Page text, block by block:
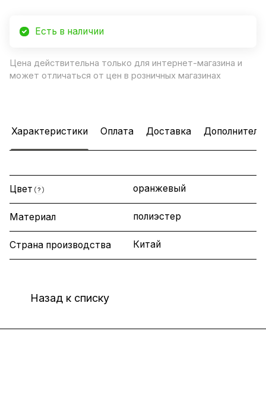
Есть в наличии
Цена действительна только для интернет-магазина и
может отличаться от цен в розничных магазинах
Характеристики Оплата Доставка
Цвет ? оранжевый
Материал полиэстер
Страна производства Китай
Назад к списку